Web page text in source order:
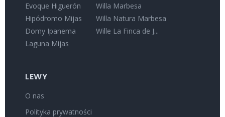
Evoque Higuerón
Hipódromo Mijas
Domy Ipanema
Laguna Mijas
Willa Marbesa
Willa Natura Marbesa
Wille La Finca de J...
LEWY
O nas
Polityka prywatności